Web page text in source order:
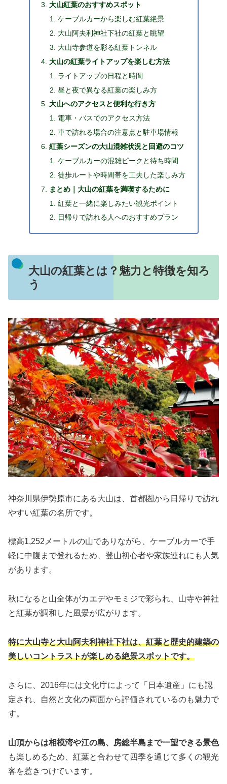
大山紅葉のおすすめスポット
ケーブルカーから楽しむ紅葉絶景
大山阿夫利神社下社の紅葉と眺望
大山寺参道を彩る紅葉トンネル
大山の紅葉ライトアップを楽しむ方法
ライトアップの日程と時間
昼と夜で異なる紅葉の楽しみ方
大山へのアクセスと便利な行き方
電車・バスでのアクセス方法
車で訪れる場合の注意点と駐車場情報
紅葉シーズンの大山混雑状況と回避のコツ
ケーブルカーの混雑ピークと待ち時間
徒歩ルートや時間帯を工夫した楽しみ方
まとめ｜大山の紅葉を満喫するために
紅葉と一緒に楽しみたい観光ポイント
日帰りで訪れる人へのおすすめプラン
大山の紅葉とは？魅力と特徴を知ろ
う
神奈川県伊勢原市にある大山は、首都圏から日帰りで訪れ
やすい紅葉の名所です。
標高1,252メートルの山でありながら、ケーブルカーで手
軽に中腹まで登れるため、登山初心者や家族連れにも人気
があります。
秋になると山全体がカエデやモミジで彩られ、山寺や神社
と紅葉が調和した風景が広がります。
特に大山寺と大山阿夫利神社下社は、紅葉と歴史的建築の
美しいコントラストが楽しめる絶景スポットです。
さらに、2016年には文化庁によって「日本遺産」にも認
定され、自然と文化の両面から評価されているのも魅力で
す。
山頂からは相模湾や江の島、房総半島まで一望できる景色
も楽しめるため、紅葉と合わせて四季を通じて多くの観光
客を惹きつけています。